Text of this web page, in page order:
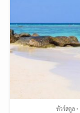
ทัวร์สตูล